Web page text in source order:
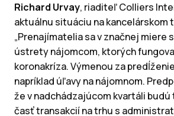
Richard Urvay, riaditeľ Colliers
aktuálnu situáciu na kancelárskom
„Prenajímatelia sa v značnej miere
ústrety nájomcom, ktorých
koronakríza. Výmenou za
napríklad úľavy na nájomnom.
že v nadchádzajúcom kvartáli
časť transakcií na trhu s